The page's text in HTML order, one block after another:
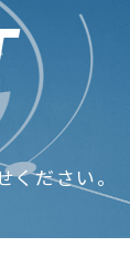
ださい。